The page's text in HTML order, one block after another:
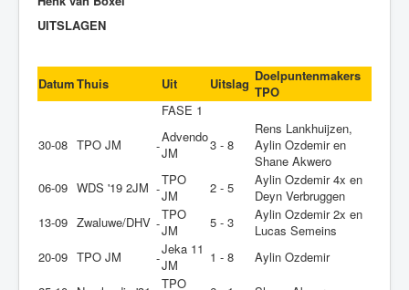
UITSLAGEN
DatumThuis Uit Uitslag Doelpuntenmakers
TPO
FASE 1
30-08 TPO JM -
Advendo
JM
3 - 8
Rens Lankhuijzen,
Aylin Ozdemir en
Shane Akwero
06-09 WDS '19 2JM -
TPO
JM
2 - 5
Aylin Ozdemir 4x en
Deyn Verbruggen
13-09 Zwaluwe/DHV -
TPO
JM
5 - 3
Aylin Ozdemir 2x en
Lucas Semeins
20-09 TPO JM -
Jeka 11
JM
1 - 8
Aylin Ozdemir
TPO